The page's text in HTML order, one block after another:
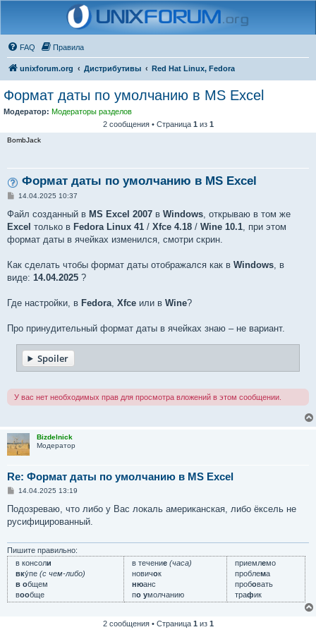
FAQ Правила
unixforum.org Дистрибутивы Red Hat Linux, Fedora
Формат даты по умолчанию в MS Excel
Модератор: Модераторы разделов
2 сообщения • Страница 1 из 1
BombJack
Формат даты по умолчанию в MS Excel
С
о
щ
е
е
14.04.2025 10:37
Файл созданный в MS Excel 2007 в Windows, открываю в том же
Excel только в Fedora Linux 41 / Xfce 4.18 / Wine 10.1, при этом
формат даты в ячейках изменился, смотри скрин.
Как сделать чтобы формат даты отображался как в Windows, в
виде: 14.04.2025 ?
Где настройки, в Fedora, Xfce или в Wine?
Про принудительный формат даты в ячейках знаю – не вариант.
Spoiler
У вас нет необходимых прав для просмотра вложений в этом сообщении.
Bizdelnick
Модератор
Re: Формат даты по умолчанию в MS Excel
С
о
б
щ
и
е
14.04.2025 13:19
Подозреваю, что либо у Вас локаль американская, либо ёксель не
русифицированный.
Пишите правильно:
в консоли
вку́пе (с чем-либо)
в общем
вообще
в течение (часа)
новичок
нюанс
по умолчанию
приемлемо
проблема
пробовать
трафик
2 сообщения • Страница 1 из 1